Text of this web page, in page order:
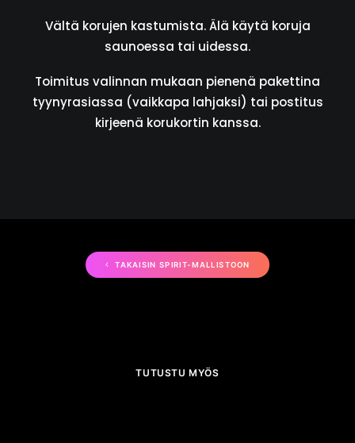
Vältä korujen kastumista. Älä käytä koruja
saunoessa tai uidessa.
Toimitus valinnan mukaan pienenä pakettina
tyynyrasiassa (vaikkapa lahjaksi) tai postitus
kirjeenä korukortin kanssa.
TAKAISIN SPIRIT-MALLISTOON
TUTUSTU MYÖS